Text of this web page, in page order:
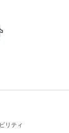
リティ